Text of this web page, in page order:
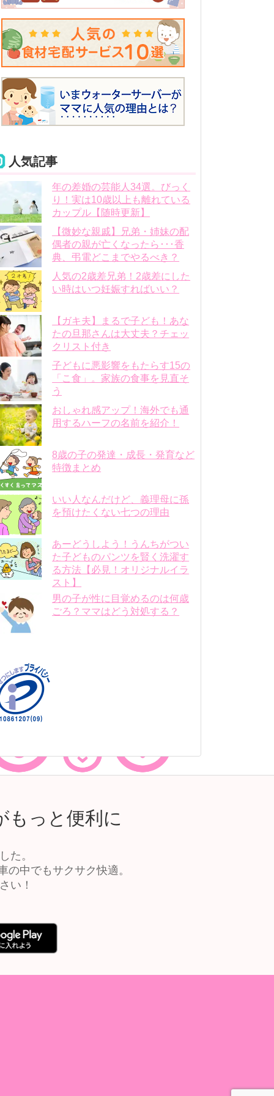
人気記事
年の差婚の芸能人34選。びっく
り！実は10歳以上も離れている
カップル【随時更新】
【微妙な親戚】兄弟・姉妹の配
偶者の親が亡くなったら･･･香
典、弔電どこまでやるべき？
人気の2歳差兄弟！2歳差にした
い時はいつ妊娠すればいい？
【ガキ夫】まるで子ども！あな
たの旦那さんは大丈夫？チェッ
クリスト付き
子どもに悪影響をもたらす15の
「こ食」。家族の食事を見直そ
う
おしゃれ感アップ！海外でも通
用するハーフの名前を紹介！
8歳の子の発達・成長・発育など
特徴まとめ
いい人なんだけど、義理母に孫
を預けたくない七つの理由
あーどうしよう！うんちがつい
た子どものパンツを賢く洗濯す
る方法【必見！オリジナルイラ
スト】
男の子が性に目覚めるのは何歳
ごろ？ママはどう対処する？
もっと便利に
た。
の中でもサクサク快適。
い！